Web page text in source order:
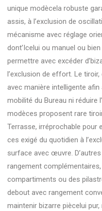
unique modècela robuste
assis, à l’exclusion de
mécanisme avec réglage
dont’Icelui ou manuel ou
permettre avec excéder
l’exclusion de effort. Le
avec manière intelligente
mobilité du Bureau ni réduire
modèces proposent rare
Terrasse, irréprochable pour
ces exigé du quotidien à
surface avec œuvre.
rangement
compartiments ou des
debout avec rangement
maintenir bizarre piècelui